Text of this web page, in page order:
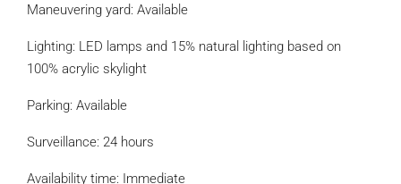
Maneuvering yard: Available
Lighting: LED lamps and 15% natural lighting based on
100% acrylic skylight
Parking: Available
Surveillance: 24 hours
Availability time: Immediate